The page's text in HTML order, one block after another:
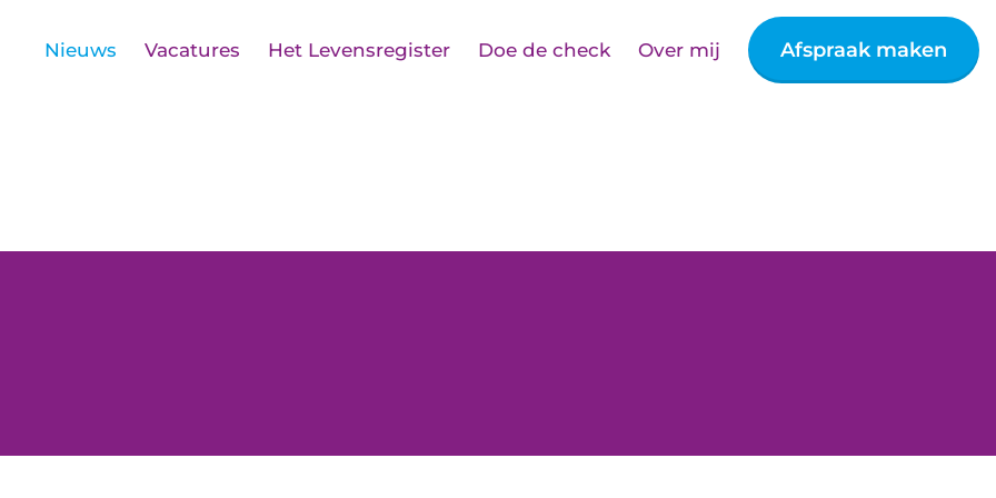
Nieuws Vacatures Het Levensregister Doe de check Over mij Afspraak maken